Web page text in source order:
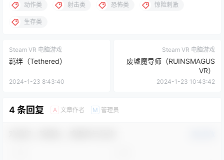
动作类 射击类 恐怖类 惊险刺激
生存类
Steam VR 电脑游戏
羁绊（Tethered）
2024-1-23 8:43:40
Steam VR 电脑游戏
废墟魔导师（RUINSMAGUS
VR）
2024-1-23 10:43:42
4 条回复 A 文章作者 M 管理员